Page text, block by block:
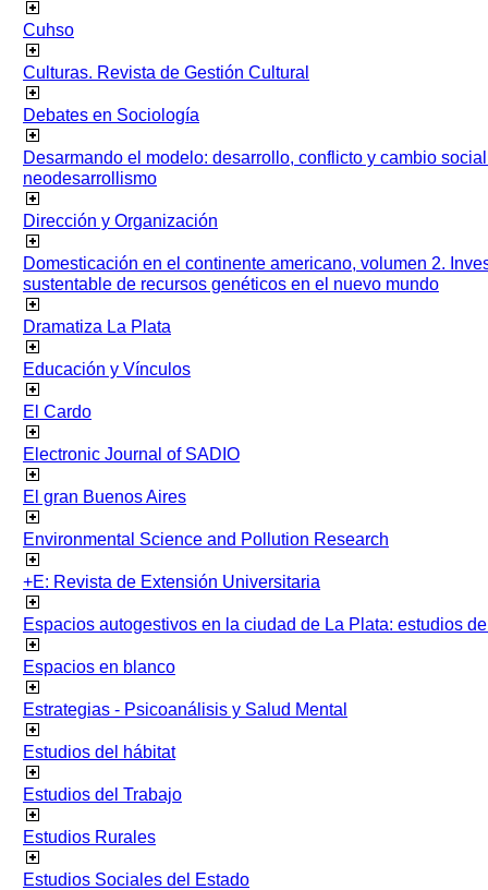
Cuhso
Culturas. Revista de Gestión Cultural
Debates en Sociología
Desarmando el modelo: desarrollo, conflicto y cambio
neodesarrollismo
Dirección y Organización
Domesticación en el continente americano, volumen 2.
sustentable de recursos genéticos en el nuevo mundo
Dramatiza La Plata
Educación y Vínculos
El Cardo
Electronic Journal of SADIO
El gran Buenos Aires
Environmental Science and Pollution Research
+E: Revista de Extensión Universitaria
Espacios autogestivos en la ciudad de La Plata: estudios
Espacios en blanco
Estrategias - Psicoanálisis y Salud Mental
Estudios del hábitat
Estudios del Trabajo
Estudios Rurales
Estudios Sociales del Estado